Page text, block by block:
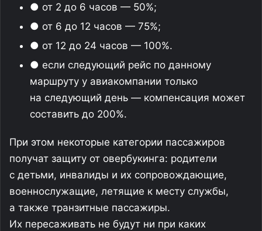
● от 2 до 6 часов — 50%;
● от 6 до 12 часов — 75%;
● от 12 до 24 часов — 100%.
● если следующий рейс по данному
маршруту у авиакомпании только
на следующий день — компенсация может
составить до 200%.
При этом некоторые категории пассажиров
получат защиту от овербукинга: родители
с детьми, инвалиды и их сопровождающие,
военнослужащие, летящие к месту службы,
а также транзитные пассажиры.
Их пересаживать не будут ни при каких